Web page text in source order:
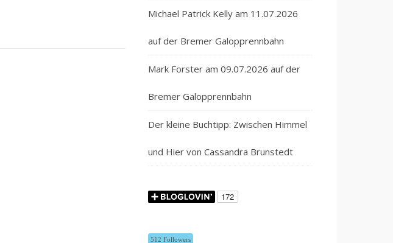
Michael Patrick Kelly am 11.07.2026
auf der Bremer Galopprennbahn
Mark Forster am 09.07.2026 auf der
Bremer Galopprennbahn
Der kleine Buchtipp: Zwischen Himmel
und Hier von Cassandra Brunstedt
512 Followers